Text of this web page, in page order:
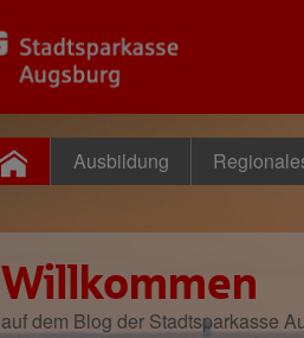
Ausbildung
Willkommen
auf dem Blog der Stadtsparkasse